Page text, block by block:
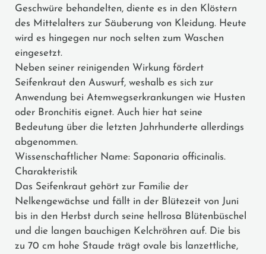
Geschwüre behandelten, diente es in den Klöstern
des Mittelalters zur Säuberung von Kleidung. Heute
wird es hingegen nur noch selten zum Waschen
eingesetzt.
Neben seiner reinigenden Wirkung fördert
Seifenkraut den Auswurf, weshalb es sich zur
Anwendung bei Atemwegserkrankungen wie Husten
oder Bronchitis eignet. Auch hier hat seine
Bedeutung über die letzten Jahrhunderte allerdings
abgenommen.
Wissenschaftlicher Name: Saponaria officinalis.
Charakteristik
Das Seifenkraut gehört zur Familie der
Nelkengewächse und fällt in der Blütezeit von Juni
bis in den Herbst durch seine hellrosa Blütenbüschel
und die langen bauchigen Kelchröhren auf. Die bis
zu 70 cm hohe Staude trägt ovale bis lanzettliche,